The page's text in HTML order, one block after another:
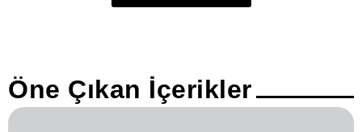
Öne Çıkan İçerikler